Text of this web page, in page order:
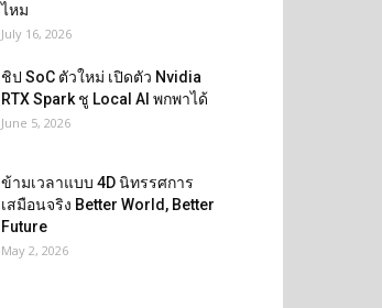
ไหม
July 16, 2026
ชิป SoC ตัวใหม่ เปิดตัว Nvidia
RTX Spark ชู Local AI พกพาได้
June 5, 2026
ข้ามเวลาแบบ 4D นิทรรศการ
เสมือนจริง Better World, Better
Future
May 2, 2026